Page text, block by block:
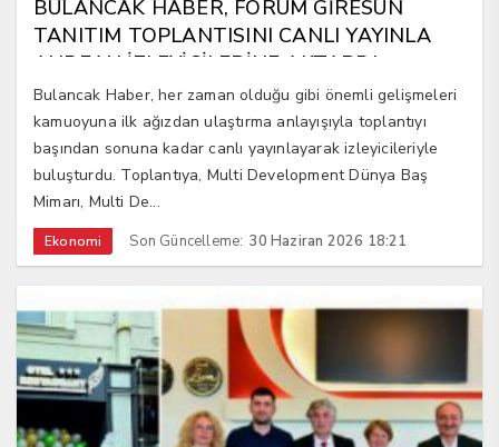
BULANCAK HABER, FORUM GİRESUN
TANITIM TOPLANTISINI CANLI YAYINLA
ANBEAN İZLEYİCİLERİNE AKTARDI
Bulancak Haber, her zaman olduğu gibi önemli gelişmeleri
kamuoyuna ilk ağızdan ulaştırma anlayışıyla toplantıyı
başından sonuna kadar canlı yayınlayarak izleyicileriyle
buluşturdu. Toplantıya, Multi Development Dünya Baş
Mimarı, Multi De...
Ekonomi Son Güncelleme: 30 Haziran 2026 18:21